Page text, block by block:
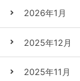
2026年1月
2025年12月
2025年11月